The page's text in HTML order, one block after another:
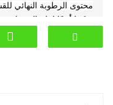
محتوى الرطوبة النهائي للقشرة:
يمكننا أيضًا إنتاج
للمناطق الباردة). مرحبا
موبايل/واتساب:
+8619653165764